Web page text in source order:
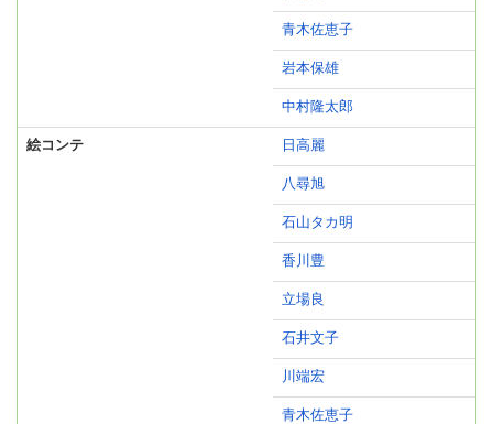
青木佐恵子
岩本保雄
中村隆太郎
絵コンテ 日高麗
八尋旭
石山タカ明
香川豊
立場良
石井文子
川端宏
青木佐恵子